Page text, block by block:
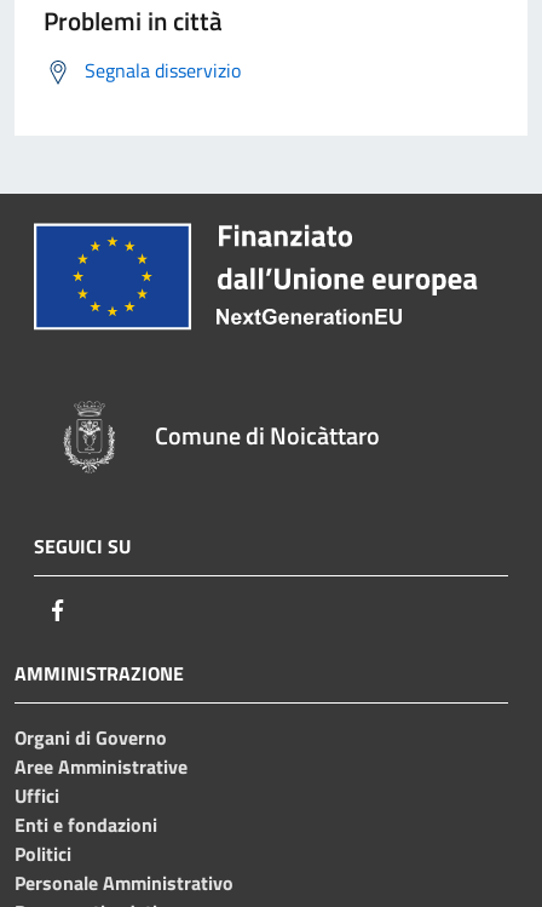
Problemi in città
Segnala disservizio
Comune di Noicàttaro
SEGUICI SU
AMMINISTRAZIONE
Organi di Governo
Aree Amministrative
Uffici
Enti e fondazioni
Politici
Personale Amministrativo